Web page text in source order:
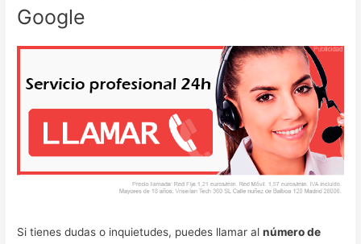
Google
Si tienes dudas o inquietudes, puedes llamar alnúmero de